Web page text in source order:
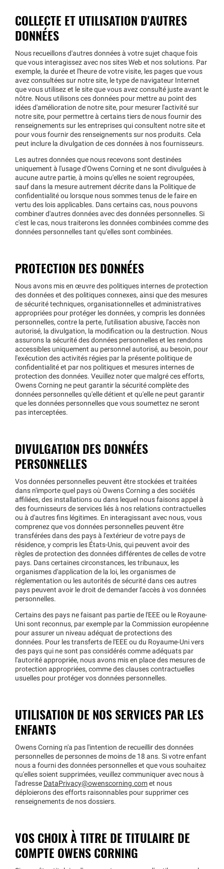
COLLECTE ET UTILISATION D'AUTRES
DONNÉES
Nous recueillons d'autres données à votre sujet chaque fois
que vous interagissez avec nos sites Web et nos solutions. Par
exemple, la durée et l'heure de votre visite, les pages que vous
avez consultées sur notre site, le type de navigateur Internet
que vous utilisez et le site que vous avez consulté juste avant le
nôtre. Nous utilisons ces données pour mettre au point des
idées d'amélioration de notre site, pour mesurer l'activité sur
notre site, pour permettre à certains tiers de nous fournir des
renseignements sur les entreprises qui consultent notre site et
pour vous fournir des renseignements sur nos produits. Cela
peut inclure la divulgation de ces données à nos fournisseurs.
Les autres données que nous recevons sont destinées
uniquement à l'usage d'Owens Corning et ne sont divulguées à
aucune autre partie, à moins qu'elles ne soient regroupées,
sauf dans la mesure autrement décrite dans la Politique de
confidentialité ou lorsque nous sommes tenus de le faire en
vertu des lois applicables. Dans certains cas, nous pouvons
combiner d'autres données avec des données personnelles. Si
c'est le cas, nous traiterons les données combinées comme des
données personnelles tant qu'elles sont combinées.
PROTECTION DES DONNÉES
Nous avons mis en œuvre des politiques internes de protection
des données et des politiques connexes, ainsi que des mesures
de sécurité techniques, organisationnelles et administratives
appropriées pour protéger les données, y compris les données
personnelles, contre la perte, l'utilisation abusive, l'accès non
autorisé, la divulgation, la modification ou la destruction. Nous
assurons la sécurité des données personnelles et les rendons
accessibles uniquement au personnel autorisé, au besoin, pour
l'exécution des activités régies par la présente politique de
confidentialité et par nos politiques et mesures internes de
protection des données. Veuillez noter que malgré ces efforts,
Owens Corning ne peut garantir la sécurité complète des
données personnelles qu'elle détient et qu'elle ne peut garantir
que les données personnelles que vous soumettez ne seront
pas interceptées.
DIVULGATION DES DONNÉES
PERSONNELLES
Vos données personnelles peuvent être stockées et traitées
dans n'importe quel pays où Owens Corning a des sociétés
affiliées, des installations ou dans lequel nous faisons appel à
des fournisseurs de services liés à nos relations contractuelles
ou à d'autres fins légitimes. En interagissant avec nous, vous
comprenez que vos données personnelles peuvent être
transférées dans des pays à l'extérieur de votre pays de
résidence, y compris les États-Unis, qui peuvent avoir des
règles de protection des données différentes de celles de votre
pays. Dans certaines circonstances, les tribunaux, les
organismes d'application de la loi, les organismes de
réglementation ou les autorités de sécurité dans ces autres
pays peuvent avoir le droit de demander l'accès à vos données
personnelles.
Certains des pays ne faisant pas partie de l'EEE ou le Royaune-
Uni sont reconnus, par exemple par la Commission européenne
pour assurer un niveau adéquat de protections des
données. Pour les transferts de l'EEE ou du Royaume-Uni vers
des pays qui ne sont pas considérés comme adéquats par
l'autorité appropriée, nous avons mis en place des mesures de
protection appropriées, comme des clauses contractuelles
usuelles pour protéger vos données personnelles.
UTILISATION DE NOS SERVICES PAR LES
ENFANTS
Owens Corning n'a pas l'intention de recueillir des données
personnelles de personnes de moins de 18 ans. Si votre enfant
nous a fourni des données personnelles et que vous souhaitez
qu'elles soient supprimées, veuillez communiquer avec nous à
l'adresse DataPrivacy@owenscorning.com et nous
déploierons des efforts raisonnables pour supprimer ces
renseignements de nos dossiers.
VOS CHOIX À TITRE DE TITULAIRE DE
COMPTE OWENS CORNING